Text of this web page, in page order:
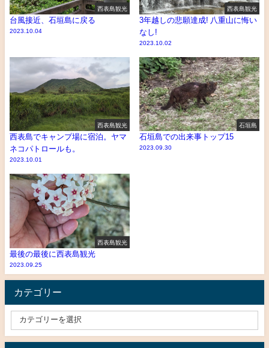
西表島観光
台風接近、石垣島に戻る
2023.10.04
西表島観光
3年越しの悲願達成! 八重山に悔い
なし!
2023.10.02
西表島観光
西表島でキャンプ場に宿泊。ヤマ
ネコパトロールも。
2023.10.01
石垣島
石垣島での出来事トップ15
2023.09.30
西表島観光
最後の最後に西表島観光
2023.09.25
カテゴリー